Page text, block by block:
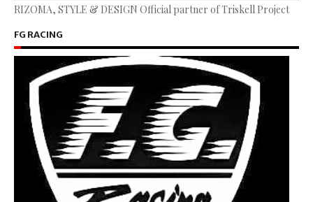
RIZOMA, STYLE & DESIGN Official partner of Triskell Project
FG RACING